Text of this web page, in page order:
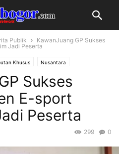
Publik
KawanJuang GP Sukses
Jadi Peserta
Khusus Nusantara
Sukses
E-sport
Peserta
0
299